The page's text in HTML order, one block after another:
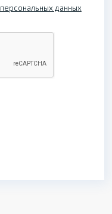
персональных данных